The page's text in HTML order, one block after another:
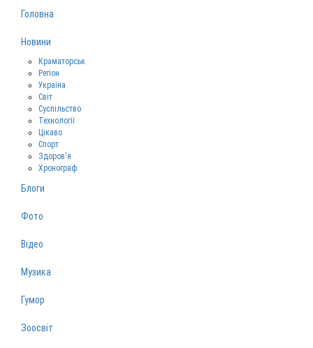
Головна
Новини
Краматорськ
Регіон
Україна
Світ
Суспільство
Технології
Цікаво
Спорт
Здоров‘я
Хронограф
Блоги
Фото
Відео
Музика
Гумор
Зоосвіт